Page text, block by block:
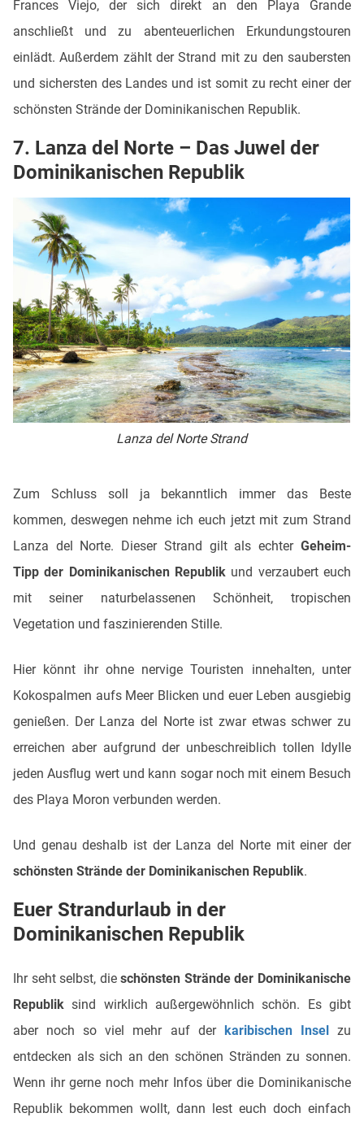
Frances Viejo, der sich direkt an den Playa Grande
anschließt und zu abenteuerlichen Erkundungstouren
einlädt. Außerdem zählt der Strand mit zu den saubersten
und sichersten des Landes und ist somit zu recht einer der
schönsten Strände der Dominikanischen Republik.
7. Lanza del Norte – Das Juwel der
Dominikanischen Republik
Lanza del Norte Strand
Zum Schluss soll ja bekanntlich immer das Beste
kommen, deswegen nehme ich euch jetzt mit zum Strand
Lanza del Norte. Dieser Strand gilt als echter Geheim-
Tipp der Dominikanischen Republikund verzaubert euch
mit seiner naturbelassenen Schönheit, tropischen
Vegetation und faszinierenden Stille.
Hier könnt ihr ohne nervige Touristen innehalten, unter
Kokospalmen aufs Meer Blicken und euer Leben ausgiebig
genießen. Der Lanza del Norte ist zwar etwas schwer zu
erreichen aber aufgrund der unbeschreiblich tollen Idylle
jeden Ausflug wert und kann sogar noch mit einem Besuch
des Playa Moron verbunden werden.
Und genau deshalb ist der Lanza del Norte mit einer der
schönsten Strände der Dominikanischen Republik.
Euer Strandurlaub in der
Dominikanischen Republik
Ihr seht selbst, dieschönsten Strände der Dominikanische
Republik sind wirklich außergewöhnlich schön. Es gibt
aber noch so viel mehr auf der karibischen Inselzu
entdecken als sich an den schönen Stränden zu sonnen.
Wenn ihr gerne noch mehr Infos über die Dominikanische
Republik bekommen wollt, dann lest euch doch einfach